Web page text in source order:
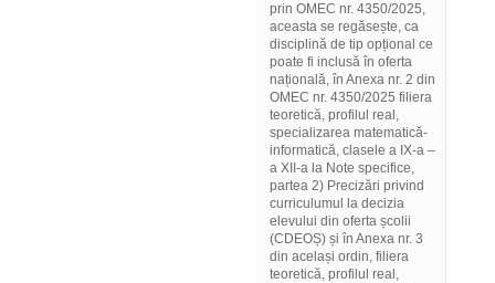
prin OMEC nr. 4350/2025,
aceasta se regăsește, ca
disciplină de tip opțional ce
poate fi inclusă în oferta
națională, în Anexa nr. 2 din
OMEC nr. 4350/2025 filiera
teoretică, profilul real,
specializarea matematică-
informatică, clasele a IX-a –
a XII-a la Note specifice,
partea 2) Precizări privind
curriculumul la decizia
elevului din oferta școlii
(CDEOȘ) și în Anexa nr. 3
din același ordin, filiera
teoretică, profilul real,